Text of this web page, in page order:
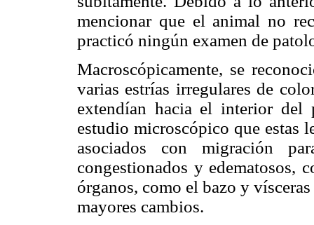
mencionar que el animal no
practicó ningún examen de
Macroscópicamente, se
varias estrías irregulares de
extendían hacia el interior del
estudio microscópico que estas
asociados con migración
congestionados y edematosos,
órganos, como el bazo y
mayores cambios.